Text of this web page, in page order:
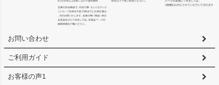
お問い合わせ
ご利用ガイド
お客様の声1